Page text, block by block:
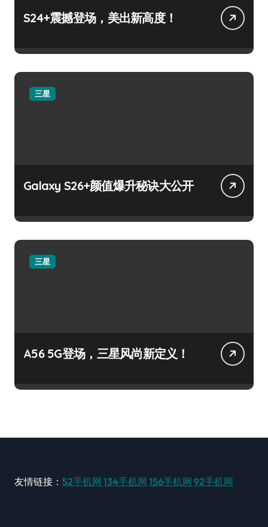
S24+震撼登场，美出新高度！
三星
Galaxy S26+颜值爆升秘诀大公开
三星
A56 5G登场，三星风尚新定义！
友情链接： 52手机网 134手机网 156手机网 92手机网